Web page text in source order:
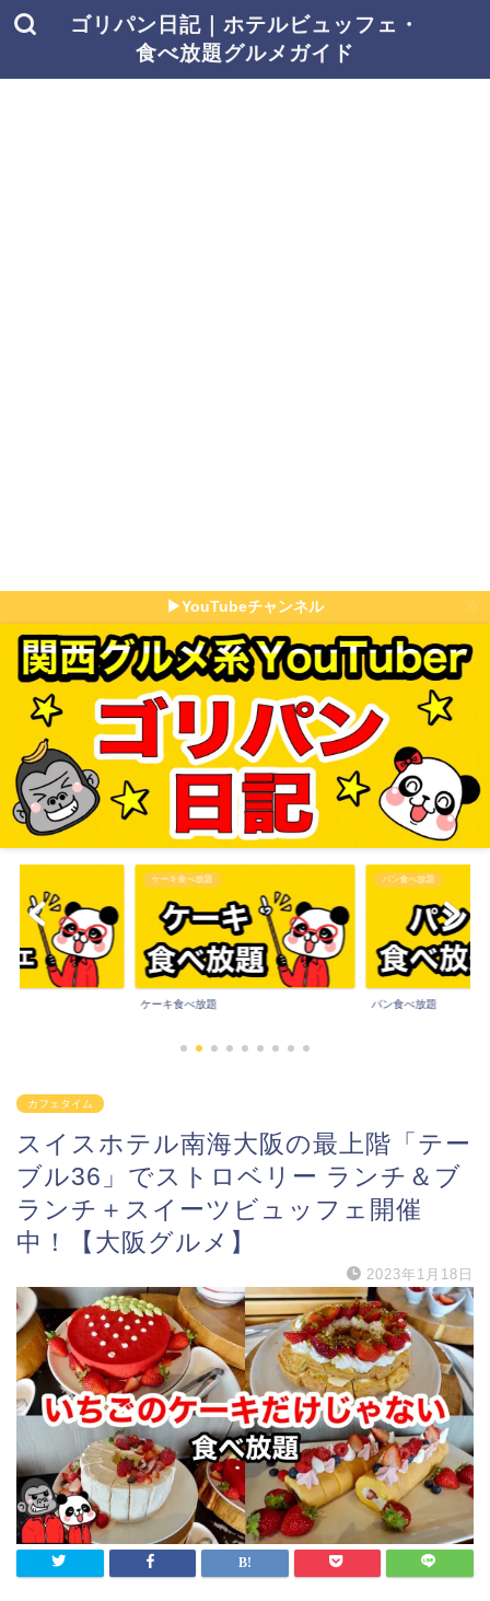
ゴリパン日記｜ホテルビュッフェ・
食べ放題グルメガイド
▶YouTubeチャンネル
パン食べ放題
パン食べ放題
その他食べ放題
その他食べ放題
カフェタイム
スイスホテル南海大阪の最上階「テー
ブル36」でストロベリー ランチ＆ブ
ランチ＋スイーツビュッフェ開催
中！【大阪グルメ】
2023年1月18日